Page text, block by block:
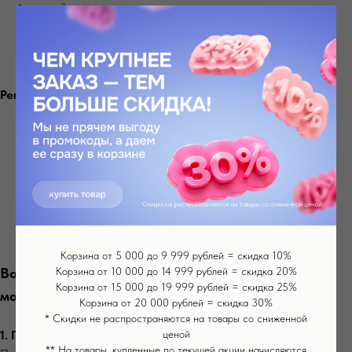
кистей рук;
Регулярное проведение массажа поможет:
сократить выраженность возрастных изменений,
избавиться от отечности,
выровнять тон кожи,
активировать рост волос,
сделать фигуру более подтянутой,
Важные рекомендации по использованию
массажера.
1. Подготовка кожи.
Корзина от 5 000 до 9 999 рублей = скидка 10%
Корзина от 10 000 до 14 999 рублей = скидка 20%
Корзина от 15 000 до 19 999 рублей = скидка 25%
Корзина от 20 000 рублей = скидка 30%
* Скидки не распространяются на товары со сниженной
ценой